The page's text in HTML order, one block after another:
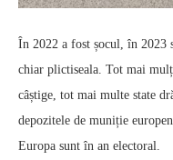
În 2022 a fost șocul, în 2023
chiar plictiseala. Tot mai
câștige, tot mai multe state
depozitele de muniție
Europa sunt în an electoral.